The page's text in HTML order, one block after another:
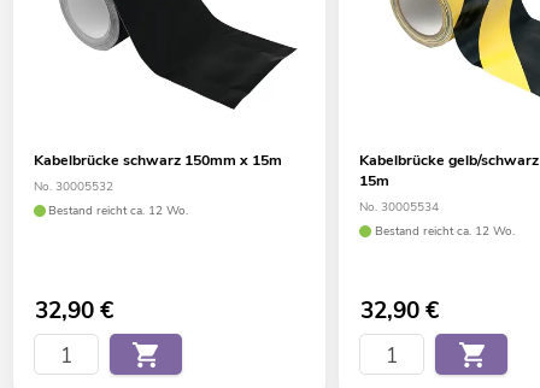
Kabelbrücke schwarz 150mm x 15m
No. 30005532
Bestand reicht ca. 12 Wo.
32,90€
Kabelbrücke gelb/
15m
No. 30005534
Bestand reicht ca. 12 Wo.
32,90€